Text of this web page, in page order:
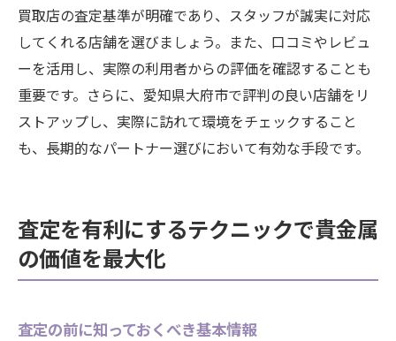
買取店の査定基準が明確であり、スタッフが誠実に対応
してくれる店舗を選びましょう。また、口コミやレビュ
ーを活用し、実際の利用者からの評価を確認することも
重要です。さらに、愛知県大府市で評判の良い店舗をリ
ストアップし、実際に訪れて環境をチェックすること
も、長期的なパートナー選びにおいて有効な手段です。
査定を有利にするテクニックで貴金属
の価値を最大化
査定の前に知っておくべき基本情報